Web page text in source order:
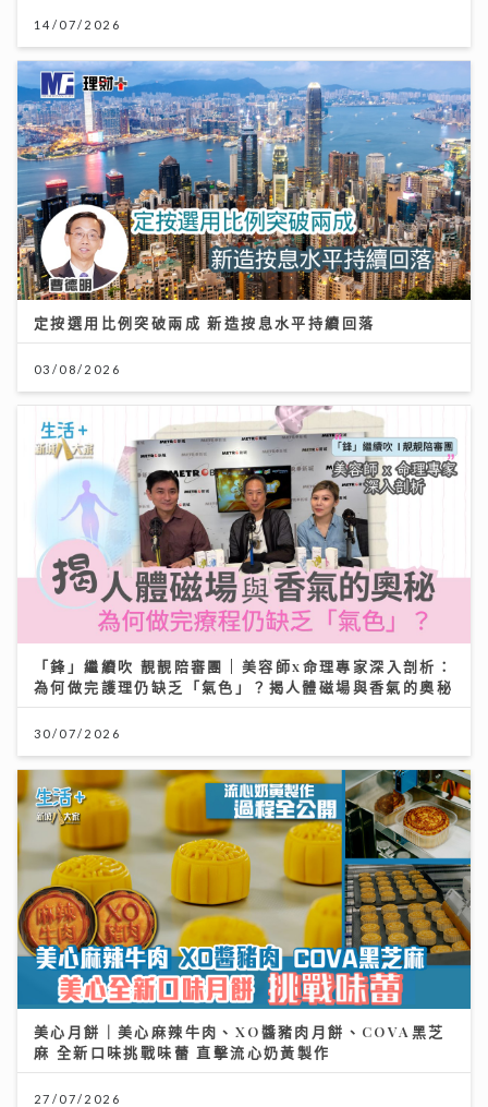
14/07/2026
定按選用比例突破兩成 新造按息水平持續回落
03/08/2026
「鋒」繼續吹 靚靚陪審團 | 美容師x命理專家深入剖析：
為何做完護理仍缺乏「氣色」？揭人體磁場與香氣的奧秘
30/07/2026
美心月餅｜美心麻辣牛肉、XO醬豬肉月餅、COVA黑芝
麻 全新口味挑戰味蕾 直擊流心奶黃製作
27/07/2026